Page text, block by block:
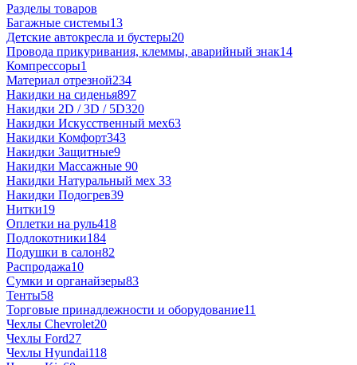
Разделы товаров
Багажные системы13
Детские автокресла и бустеры20
Провода прикуривания, клеммы, аварийный знак14
Компрессоры1
Материал отрезной234
Накидки на сиденья897
Накидки 2D / 3D / 5D320
Накидки Искусственный мех63
Накидки Комфорт343
Накидки Защитные9
Накидки Массажные 90
Накидки Натуральный мех 33
Накидки Подогрев39
Нитки19
Оплетки на руль418
Подлокотники184
Подушки в салон82
Распродажа10
Сумки и органайзеры83
Тенты58
Торговые принадлежности и оборудование11
Чехлы Chevrolet20
Чехлы Ford27
Чехлы Hyundai118